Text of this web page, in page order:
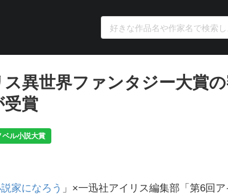
ス異世界ファンタジー大賞
受賞
ベル小説大賞
家になろう 」×一迅社アイリス編集部「第6回